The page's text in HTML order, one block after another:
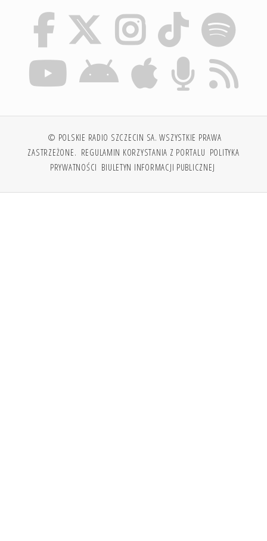
© POLSKIE RADIO SZCZECIN SA. WSZYSTKIE PRAWA
ZASTRZEŻONE. REGULAMIN KORZYSTANIA Z PORTALU POLITYKA
PRYWATNOŚCI BIULETYN INFORMACJI PUBLICZNEJ